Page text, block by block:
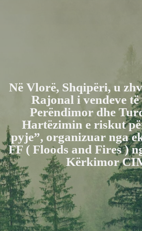
Në Vlorë, Shqipëri, u
Rajonal i vendeve
Perëndimor dhe
Hartëzimin e riskut
pyje”, organizuar nga
FF ( Floods and Fires )
Kërkimor